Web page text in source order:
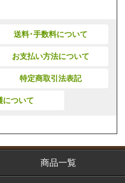
送料･手数料について
お支払い方法について
特定商取引法表記
について
商品一覧